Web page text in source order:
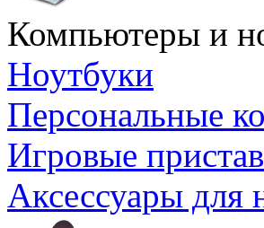
Компьютеры и
Ноутбуки
Персональные
Игровые
Аксессуары для